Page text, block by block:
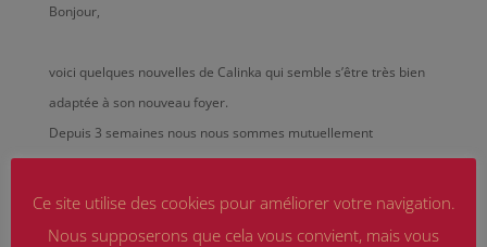
Bonjour,
voici quelques nouvelles de Calinka qui semble s’être très bien
adaptée à son nouveau foyer.
Depuis 3 semaines nous nous sommes mutuellement
apprivoisés. Elle est vraiment très sage et câline, et adore les
caresses.
Ce site utilise des cookies pour améliorer votre navigation.
Nous supposerons que cela vous convient, mais vous